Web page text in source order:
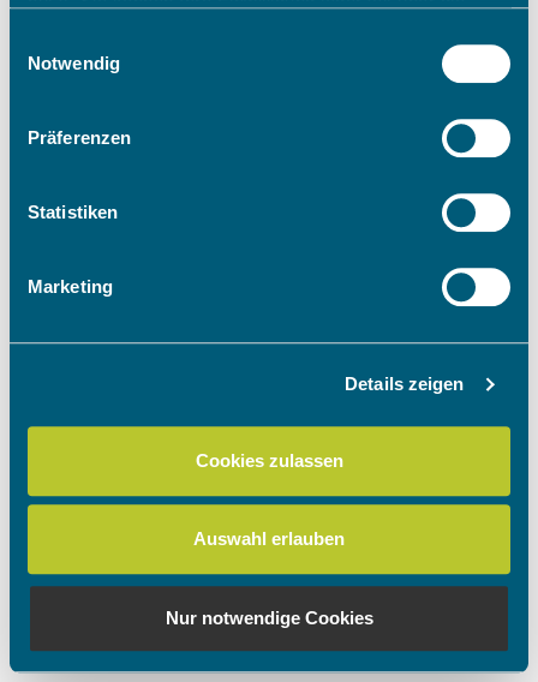
Trigger Symbol ändern oder widerrufen
Informationen über Ihre geografische Lage
können
bestimmten Merkmalen (Fingerprinting) identifizieren
Erfahren Sie mehr darüber, wie Ihre persönlichen Daten
zu können und die Zugriffe auf unsere Website zu
analysieren. Außerdem geben wir Informationen zu Ihrer
Verwendung unserer Website an unsere Partner für
Partner führen diese Informationen möglicherweise mit
weiteren Daten zusammen, die Sie ihnen bereitgestellt
haben oder die sie im Rahmen Ihrer Nutzung der Dienste
gesammelt haben.
Notwendig
Präferenzen
Statistiken
Marketing
Details zeigen
Cookies zulassen
Auswahl erlauben
Nur notwendige Cookies